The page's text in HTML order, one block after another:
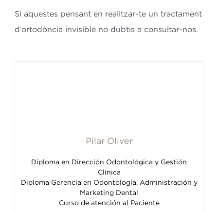
Si aquestes pensant en realitzar-te un tractament
d’ortodòncia invisible no dubtis a consultar-nos.
Pilar Oliver
Diploma en Dirección Odontológica y Gestión
Clínica
Diploma Gerencia en Odontología, Administración y
Marketing Dental
Curso de atención al Paciente